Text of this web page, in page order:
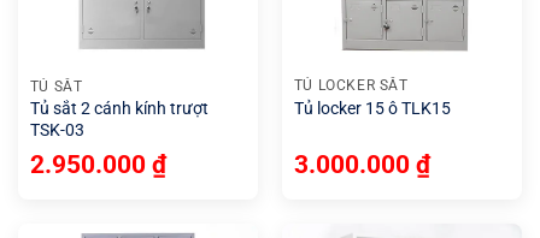
TỦ SẮT
Tủ sắt 2 cánh kính trượt
TSK-03
2.950.000 ₫
TỦ LOCKER SẮT
Tủ locker 15 ô TLK15
3.000.000 ₫